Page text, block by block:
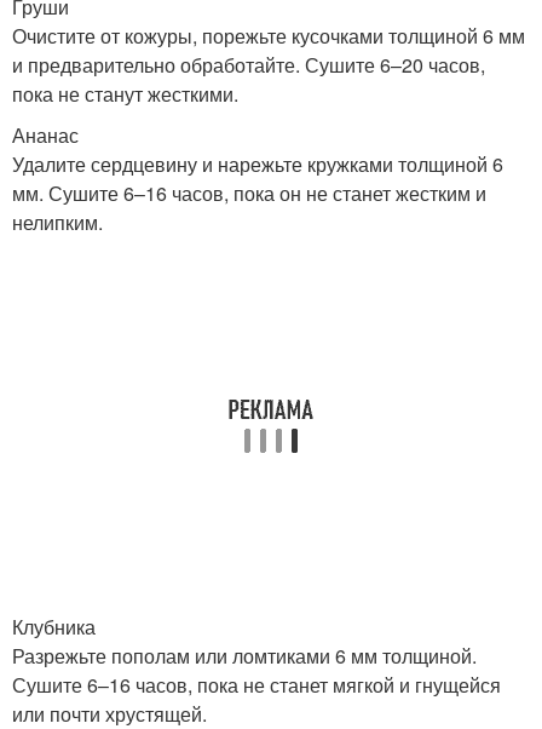
Груши
Очистите от кожуры, порежьте кусочками толщиной 6 мм
и предварительно обработайте. Сушите 6–20 часов,
пока не станут жесткими.
Ананас
Удалите сердцевину и нарежьте кружками толщиной 6
мм. Сушите 6–16 часов, пока он не станет жестким и
нелипким.
Клубника
Разрежьте пополам или ломтиками 6 мм толщиной.
Сушите 6–16 часов, пока не станет мягкой и гнущейся
или почти хрустящей.